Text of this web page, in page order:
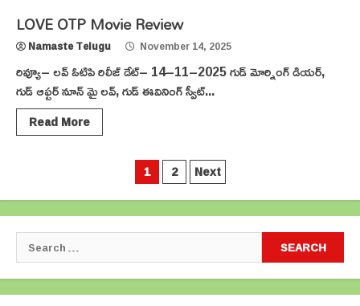
LOVE OTP Movie Review
Namaste Telugu November 14, 2025
రివ్యూ– లవ్‌ ఓటిపి రిలీజ్‌ డేట్‌– 14–11–2025 గుడ్‌ మోర్నింగ్‌ డియర్,
గుడ్‌ ఆఫ్టర్‌ నూన్‌ మై లవ్, గుడ్‌ ఈవినింగ్‌ స్వీట్‌...
Read More
Posts
pagination
1 2 Next
Search
for: